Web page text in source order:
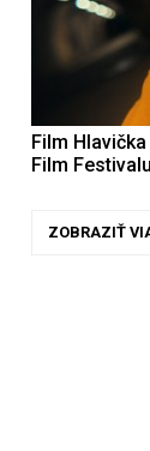
Film
Film
ZOBRAZIŤ